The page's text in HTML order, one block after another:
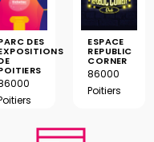
DES ESPACE
REPUBLIC
CORNER
86000
Poitiers